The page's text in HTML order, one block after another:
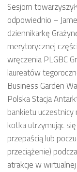
Sesjom
odpowiednio –
dziennikarkę
merytorycznej
wręczenia PLGBC
laureatów
Business Garden
Polska Stacja
bankietu
kotka utrzymując
przepaścią lub
przeciążenie)
atrakcje w